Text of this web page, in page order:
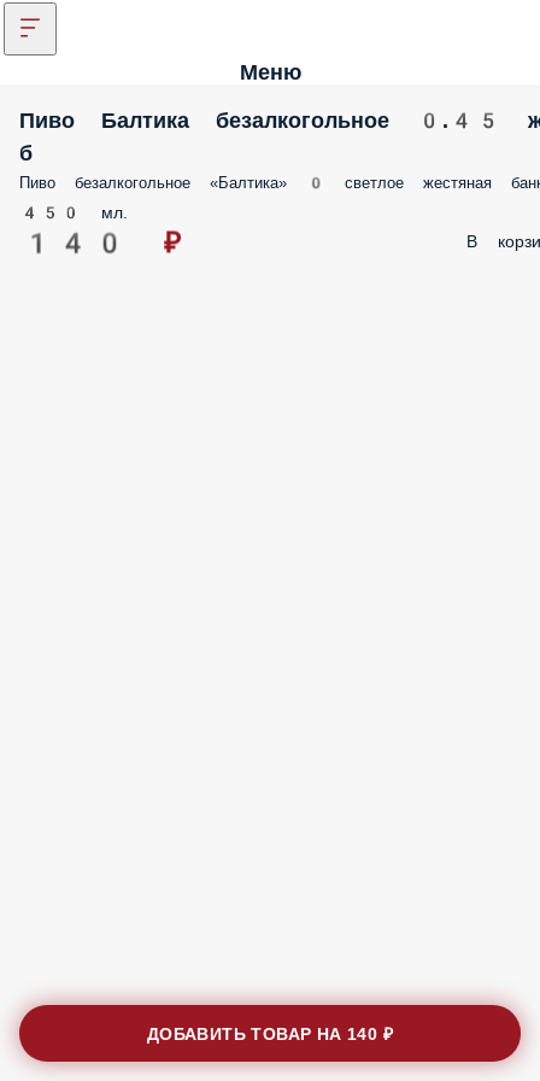
Меню
Пиво Балтика безалкогольное 0.45
б
Пиво безалкогольное «Балтика» 0 светлое жестяная
450 мл.
140 ₽ В
ДОБАВИТЬ ТОВАР НА 140 ₽